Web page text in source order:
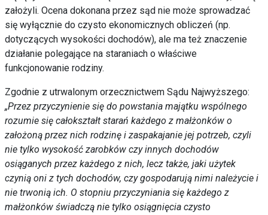
założyli. Ocena dokonana przez sąd nie może sprowadzać
się wyłącznie do czysto ekonomicznych obliczeń (np.
dotyczących wysokości dochodów), ale ma też znaczenie
działanie polegające na staraniach o właściwe
funkcjonowanie rodziny.
Zgodnie z utrwalonym orzecznictwem Sądu Najwyższego:
„Przez przyczynienie się do powstania majątku wspólnego
rozumie się całokształt starań każdego z małżonków o
założoną przez nich rodzinę i zaspakajanie jej potrzeb, czyli
nie tylko wysokość zarobków czy innych dochodów
osiąganych przez każdego z nich, lecz także, jaki użytek
czynią oni z tych dochodów, czy gospodarują nimi należycie i
nie trwonią ich. O stopniu przyczyniania się każdego z
małżonków świadczą nie tylko osiągnięcia czysto